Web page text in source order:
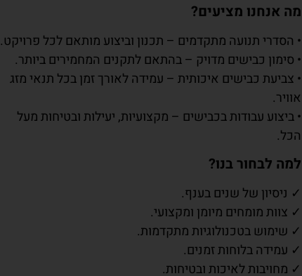
מה אנחנו מציעים?
• הסדרי תנועה מתקדמים – תכנון וביצוע מותאם לכל פרויקט.
• סימון כבישים מדויק – בהתאם לתקנים המחמירים ביותר.
• צביעת כבישים איכותית – עמידה לאורך זמן בכל תנאי מזג
אוויר.
• ביצוע עבודות בכבישים – מקצועיות, יעילות ובטיחות מעל
הכל.
למה לבחור בנו?
✓ ניסיון של שנים בענף.
✓ צוות מומחים מיומן ומקצועי.
✓ שימוש בטכנולוגיות מתקדמות.
✓ עמידה בלוחות זמנים.
✓ מחויבות לאיכות ובטיחות.